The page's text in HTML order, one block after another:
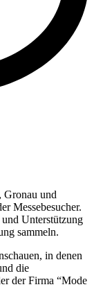
Gronau und
Messebesucher.
Unterstützung
sammeln.
in denen
die
der Firma “Mode